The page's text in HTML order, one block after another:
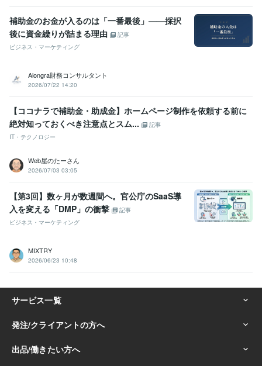
補助金のお金が入るのは「一番最後」——採択
後に資金繰りが詰まる理由
記事
ビジネス・マーケティング
Alongra財務コンサルタント
2026/07/22 14:20
【ココナラで補助金・助成金】ホームページ制作を依頼する前に
絶対知っておくべき注意点とスム...
記事
IT・テクノロジー
Web屋のたーさん
2026/07/03 03:05
【第3回】数ヶ月が数週間へ。官公庁のSaaS導
入を変える「DMP」の衝撃
記事
ビジネス・マーケティング
MIXTRY
2026/06/23 10:48